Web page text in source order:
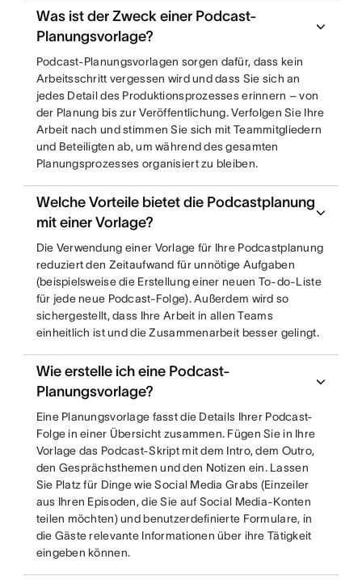
Was ist der Zweck einer Podcast-
Planungsvorlage?
Podcast-Planungsvorlagen sorgen dafür, dass kein
Arbeitsschritt vergessen wird und dass Sie sich an
jedes Detail des Produktionsprozesses erinnern – von
der Planung bis zur Veröffentlichung. Verfolgen Sie Ihre
Arbeit nach und stimmen Sie sich mit Teammitgliedern
und Beteiligten ab, um während des gesamten
Planungsprozesses organisiert zu bleiben.
Welche Vorteile bietet die Podcastplanung
mit einer Vorlage?
Die Verwendung einer Vorlage für Ihre Podcastplanung
reduziert den Zeitaufwand für unnötige Aufgaben
(beispielsweise die Erstellung einer neuen To-do-Liste
für jede neue Podcast-Folge). Außerdem wird so
sichergestellt, dass Ihre Arbeit in allen Teams
einheitlich ist und die Zusammenarbeit besser gelingt.
Wie erstelle ich eine Podcast-
Planungsvorlage?
Eine Planungsvorlage fasst die Details Ihrer Podcast-
Folge in einer Übersicht zusammen. Fügen Sie in Ihre
Vorlage das Podcast-Skript mit dem Intro, dem Outro,
den Gesprächsthemen und den Notizen ein. Lassen
Sie Platz für Dinge wie Social Media Grabs (Einzeiler
aus Ihren Episoden, die Sie auf Social Media-Konten
teilen möchten) und benutzerdefinierte Formulare, in
die Gäste relevante Informationen über ihre Tätigkeit
eingeben können.